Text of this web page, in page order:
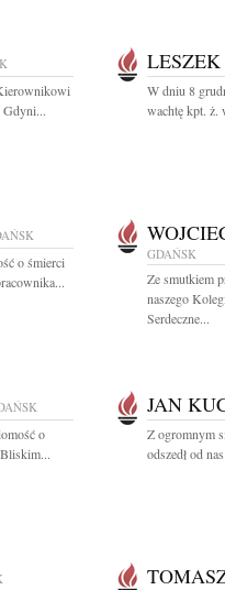
Gdyni...
W dniu 8
wachtę kpt. ż.
o śmierci
GDAŃSK
Ze smutkiem
naszego
Serdeczne...
o
JAN
Z ogromnym
odszedł od